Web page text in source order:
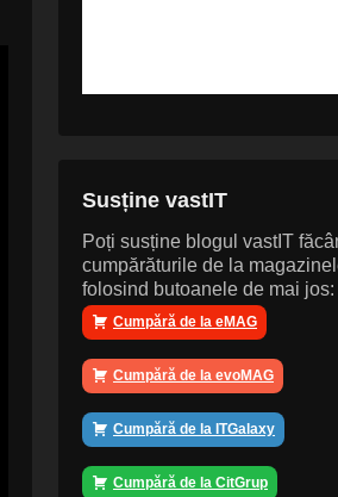
Susține vastIT
Poți susține blogul vastIT
cumpărăturile de la
folosind butoanele de mai jos:
Cumpără de la eMAG
Cumpără de la evoMAG
Cumpără de la ITGalaxy
Cumpără de la CitGrup